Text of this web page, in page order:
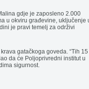
gdje je zaposleno 2.000
u okviru građevine, uključenje
je pravi temelj za održivi
gatačkoga goveda. “Tih 15
da će Poljoprivredni institut u
sigurnost.